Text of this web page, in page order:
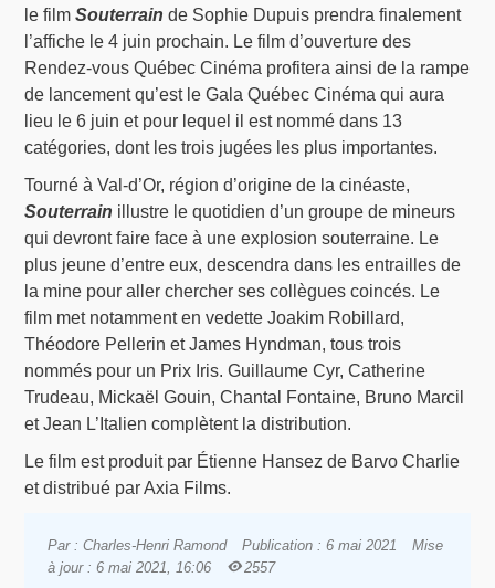
le filmSouterrain de Sophie Dupuis prendra finalement
l’affiche le 4 juin prochain. Le film d’ouverture des
Rendez-vous Québec Cinéma profitera ainsi de la rampe
de lancement qu’est le Gala Québec Cinéma qui aura
lieu le 6 juin et pour lequel il est nommé dans 13
catégories, dont les trois jugées les plus importantes.
Tourné à Val-d’Or, région d’origine de la cinéaste,
Souterrain illustre le quotidien d’un groupe de mineurs
qui devront faire face à une explosion souterraine. Le
plus jeune d’entre eux, descendra dans les entrailles de
la mine pour aller chercher ses collègues coincés. Le
film met notamment en vedette Joakim Robillard,
Théodore Pellerin et James Hyndman, tous trois
nommés pour un Prix Iris. Guillaume Cyr, Catherine
Trudeau, Mickaël Gouin, Chantal Fontaine, Bruno Marcil
et Jean L’Italien complètent la distribution.
Le film est produit par Étienne Hansez de Barvo Charlie
et distribué par Axia Films.
Par : Charles-Henri Ramond Publication : 6 mai 2021
Mise
à jour : 6 mai 2021, 16:06
2557